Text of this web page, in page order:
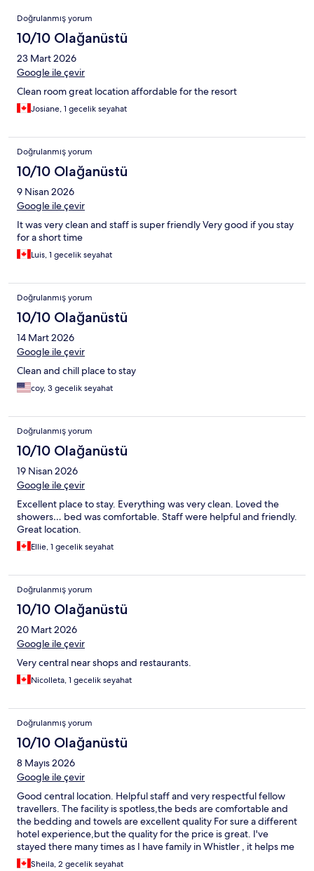
Yorumlar
Doğrulanmış yorum
10/10 Olağanüstü
23 Mart 2026
Google ile çevir
Clean room great location affordable for the resort
Josiane, 1 gecelik seyahat
Doğrulanmış yorum
10/10 Olağanüstü
9 Nisan 2026
Google ile çevir
It was very clean and staff is super friendly Very good if you stay
for a short time
Luis, 1 gecelik seyahat
Doğrulanmış yorum
10/10 Olağanüstü
14 Mart 2026
Google ile çevir
Clean and chill place to stay
coy, 3 gecelik seyahat
Doğrulanmış yorum
10/10 Olağanüstü
19 Nisan 2026
Google ile çevir
Excellent place to stay. Everything was very clean. Loved the
showers… bed was comfortable. Staff were helpful and friendly.
Great location.
Ellie, 1 gecelik seyahat
Doğrulanmış yorum
10/10 Olağanüstü
20 Mart 2026
Google ile çevir
Very central near shops and restaurants.
Nicolleta, 1 gecelik seyahat
Doğrulanmış yorum
10/10 Olağanüstü
8 Mayıs 2026
Google ile çevir
Good central location. Helpful staff and very respectful fellow
travellers. The facility is spotless,the beds are comfortable and
the bedding and towels are excellent quality For sure a different
hotel experience,but the quality for the price is great. I've
stayed there many times as I have family in Whistler , it helps me
to be able to afford to visit more often.
Sheila, 2 gecelik seyahat